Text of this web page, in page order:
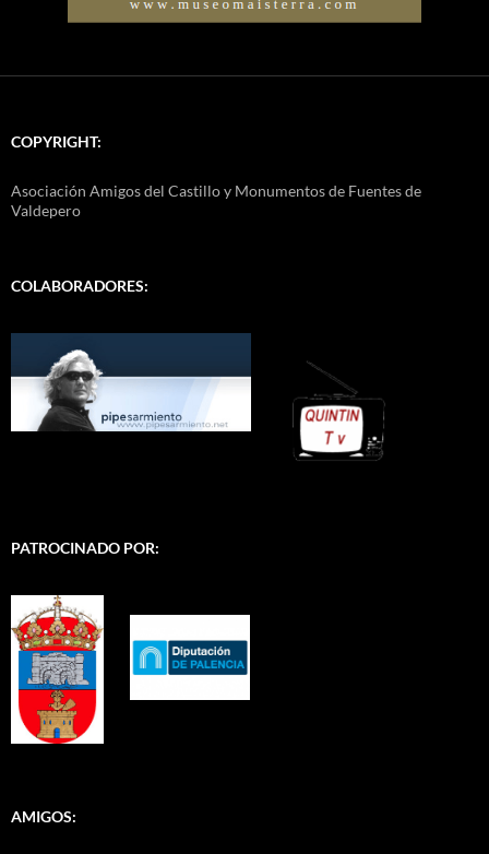
COPYRIGHT:
Asociación Amigos del Castillo y Monumentos de Fuentes de
Valdepero
COLABORADORES:
PATROCINADO POR:
AMIGOS: